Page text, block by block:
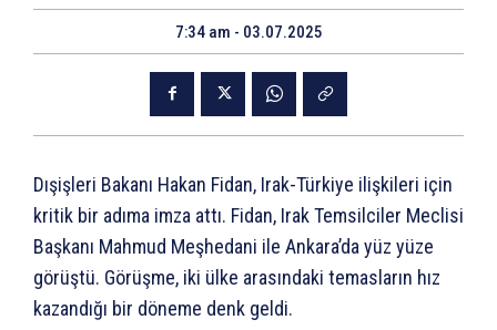
7:34 am - 03.07.2025
Dışişleri Bakanı Hakan Fidan, Irak-Türkiye ilişkileri için
kritik bir adıma imza attı. Fidan, Irak Temsilciler Meclisi
Başkanı Mahmud Meşhedani ile Ankara’da yüz yüze
görüştü. Görüşme, iki ülke arasındaki temasların hız
kazandığı bir döneme denk geldi.